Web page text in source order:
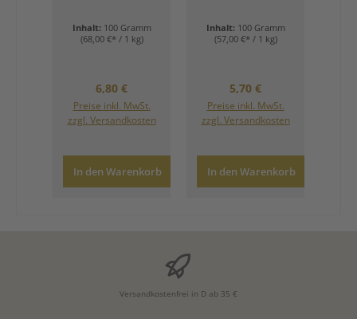
Abendlich.)
Inhalt: 100 Gramm
(68,00 €* / 1 kg)
Regulärer Preis:
6,80 €
Preise inkl. MwSt.
zzgl. Versandkosten
In den Warenkorb
Inhalt: 100 Gramm
(57,00 €* / 1 kg)
Regulärer Preis:
5,70 €
Preise inkl. MwSt.
zzgl. Versandkosten
In den Warenkorb
Versandkostenfrei in D ab 35 €